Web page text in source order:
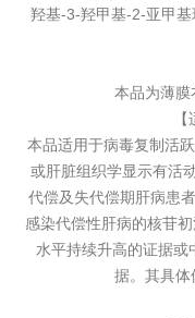
羟基-3-羟甲基-2-亚甲
本品为薄膜
本品适用于病毒复制活
或肝脏组织学显示有活
代偿及失代偿期肝病患
感染代偿性肝病的核苷
水平持续升高的证据或
据。其具体